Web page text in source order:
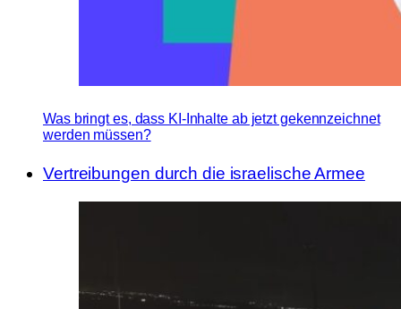
Was bringt es, dass KI-Inhalte ab jetzt gekennzeichnet
werden müssen?
Vertreibungen durch die israelische Armee